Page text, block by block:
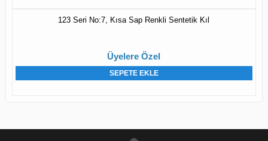
123 Seri No:7, Kısa Sap Renkli Sentetik Kıl
Üyelere Özel
SEPETE EKLE